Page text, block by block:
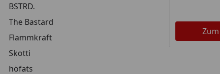
BSTRD.
The Bastard
Flammkraft
Skotti
höfats